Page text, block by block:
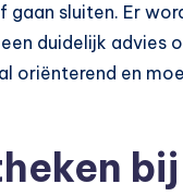
sluiten. Er
duidelijk advies
oriënterend en
bij